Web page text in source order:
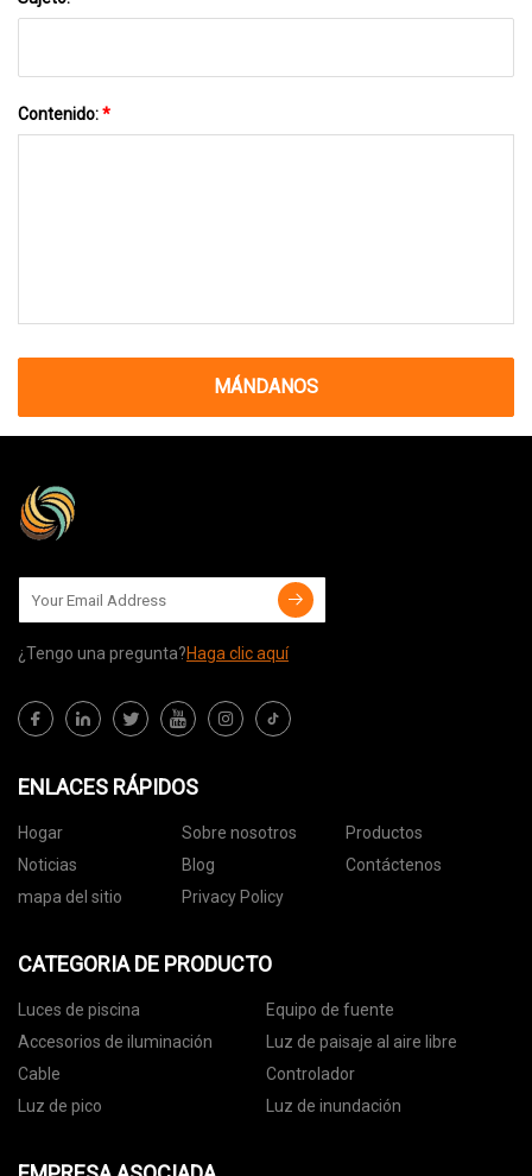
Contenido:*
MÁNDANOS
¿Tengo una pregunta?Haga clic aquí
ENLACES RÁPIDOS
Hogar Sobre nosotros
Productos
Noticias
Blog
Contáctenos
mapa del sitio
Privacy Policy
CATEGORIA DE PRODUCTO
Luces de piscina
Equipo de fuente
Accesorios de iluminación
Luz de paisaje al aire libre
Cable
Controlador
Luz de pico
Luz de inundación